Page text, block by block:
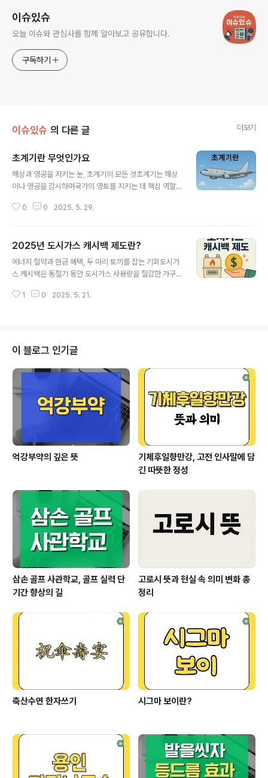
이슈있슈
오늘 이슈와 관심사를 함께 알아보고 공유합니다.
구독하기
이슈있슈 의 다른 글 더보기
초계기란 무엇인가요
해상과 영공을 지키는 눈, 초계기의 모든 것초계기는 해상
이나 영공을 감시하며국가의 영토를 지키는 데 핵심 역할
서는초계기의 활동이 안보의 첫 번째 방어선이 되기도 합
상 징후를 감지합니다.주요 임무는 다음과 같습니다.해양
감시, 대잠수함 작전, 정찰, 구조지원 등입니다.공군에서는
영공을, 해군에서는 해상을 중심으로 초계합니다. 대잠 초
계(Anti-Submarine Warfare)**입니다.수중에 숨어 있
0 0 2025. 5. 29.
2025년 도시가스 캐시백 제도란?
에너지 절약과 현금 혜택, 두 마리 토끼를 잡는 기회도시가
스 캐시백은 동절기 동안 도시가스 사용량을 절감한 가구
입니다.가구의 소득이나 재산 조건 없이 누구나 참여할 수
려받는 제도입니다.매년 12월부터 이듬해 3월까지의 사용
량을 기준으로전년도 같은 기간과 비교해 절감된 양에 따
라 지급이 결정됩니다.주택용 도시가스 사용자라면 누구나
참여 가능하며중앙난방 아파트도 신청이 가능합니다. k-가
스캐시백 신청 알아보기 👆 참여 조건과 신청 방법전국 모
든 도시가스 주택 사용자라면 누구나 참여 가능합니..
1 0 2025. 5. 21.
이 블로그 인기글
억강부약의 깊은 뜻
기체후일향만강, 고전 인사말에 담
긴 따뜻한 정성
삼손 골프 사관학교, 골프 실력 단
기간 향상의 길
고로시 뜻과 현실 속 의미 변화 총
정리
축산수연 한자쓰기 시그마 보이란?